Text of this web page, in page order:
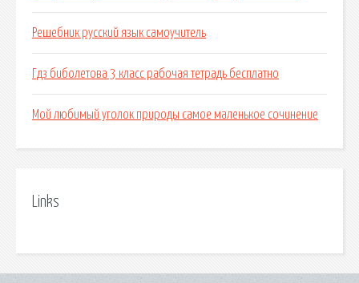
Решебник русский язык самоучитель
Гдз биболетова 3 класс рабочая тетрадь бесплатно
Мой любимый уголок природы самое маленькое сочинение
Links